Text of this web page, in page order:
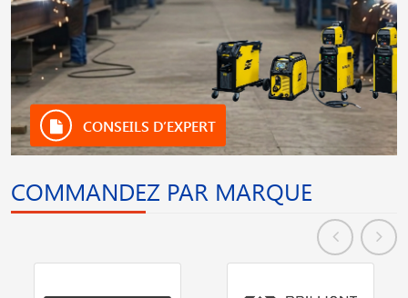
CONSEILS D’EXPERT
COMMANDEZ PAR MARQUE